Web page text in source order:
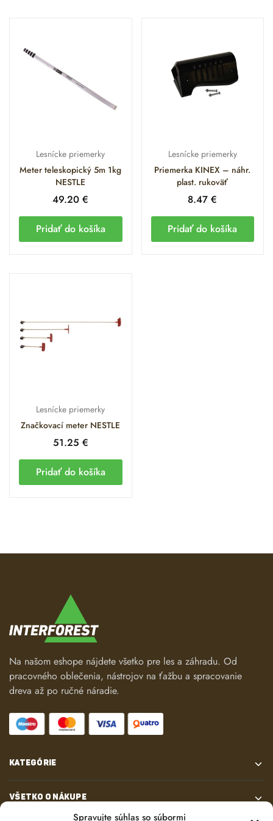
Spravujte súhlas so súbormi
Lesnícke priemerky
Meter teleskopický 5m 1kg
NESTLE
49.20€
Pridať do košíka
Lesnícke priemerky
Priemerka KINEX – náhr.
plast. rukoväť
8.47€
Pridať do košíka
Lesnícke priemerky
Značkovací meter NESTLE
51.25 €
Pridať do košíka
Na našom eshope nájdete všetko pre les a záhradu. Od
pracovného oblečenia, nástrojov na ťažbu a spracovanie
dreva až po ručné náradie.
KATEGÓRIE
VŠETKO O NÁKUPE